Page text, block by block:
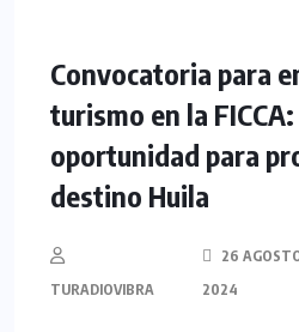
Convocatoria para
turismo en la
oportunidad para
destino Huila
TURADIOVIBRA
26
2024